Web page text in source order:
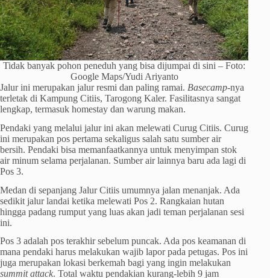
Tidak banyak pohon peneduh yang bisa dijumpai di sini – Foto:
Google Maps/Yudi Ariyanto
Jalur ini merupakan jalur resmi dan paling ramai. Basecamp-nya
terletak di Kampung Citiis, Tarogong Kaler. Fasilitasnya sangat
lengkap, termasuk homestay dan warung makan.
Pendaki yang melalui jalur ini akan melewati Curug Citiis. Curug
ini merupakan pos pertama sekaligus salah satu sumber air
bersih. Pendaki bisa memanfaatkannya untuk menyimpan stok
air minum selama perjalanan. Sumber air lainnya baru ada lagi di
Pos 3.
Medan di sepanjang Jalur Citiis umumnya jalan menanjak. Ada
sedikit jalur landai ketika melewati Pos 2. Rangkaian hutan
hingga padang rumput yang luas akan jadi teman perjalanan sesi
ini.
Pos 3 adalah pos terakhir sebelum puncak. Ada pos keamanan di
mana pendaki harus melakukan wajib lapor pada petugas. Pos ini
juga merupakan lokasi berkemah bagi yang ingin melakukan
summit attack. Total waktu pendakian kurang-lebih 9 jam